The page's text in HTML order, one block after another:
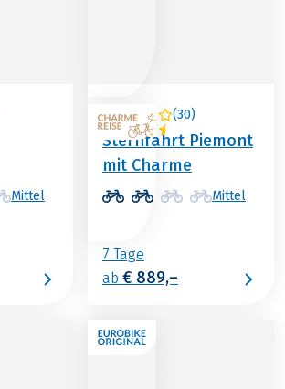
Mittel
(30)
ITALIEN
Sternfahrt Piemont
mit Charme
Mittel
7 Tage
ab € 889,–